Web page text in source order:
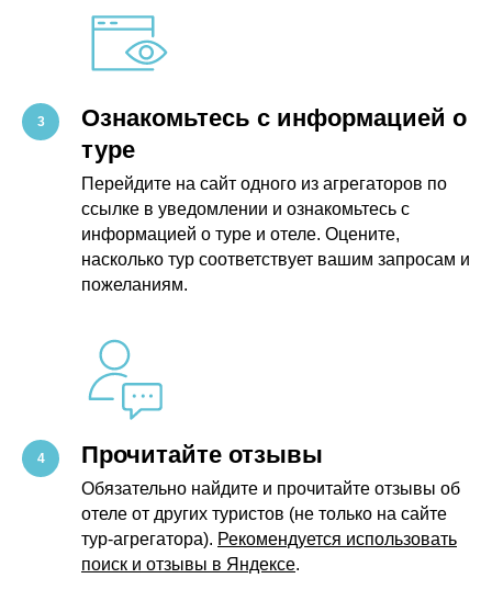
Ознакомьтесь с информацией о
туре
Перейдите на сайт одного из агрегаторов по
ссылке в уведомлении и ознакомьтесь с
информацией о туре и отеле. Оцените,
насколько тур соответствует вашим запросам и
пожеланиям.
Прочитайте отзывы
Обязательно найдите и прочитайте отзывы об
отеле от других туристов (не только на сайте
тур-агрегатора). Рекомендуется использовать
поиск и отзывы в Яндексе.